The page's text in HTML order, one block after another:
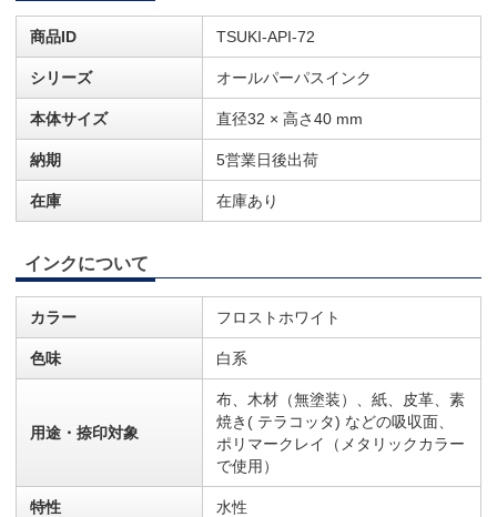
商品ID TSUKI-API-72
シリーズ オールパーパスインク
本体サイズ 直径32 × 高さ40 mm
納期 5営業日後出荷
在庫 在庫あり
インクについて
カラー フロストホワイト
色味 白系
用途・捺印対象
布、木材（無塗装）、紙、皮革、素
焼き( テラコッタ) などの吸収面、
ポリマークレイ（メタリックカラー
で使用）
特性 水性